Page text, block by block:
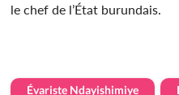
le chef de l’État burundais.
Évariste Ndayishimiye